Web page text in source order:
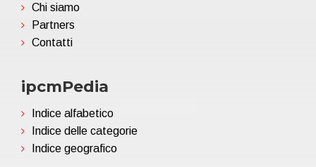
Chi siamo
Partners
Contatti
ipcmPedia
Indice alfabetico
Indice delle categorie
Indice geografico